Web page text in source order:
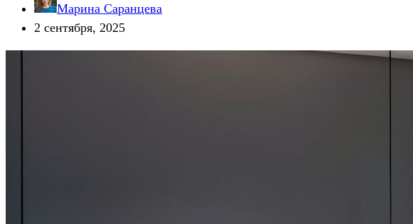
Марина Саранцева
2 сентября, 2025